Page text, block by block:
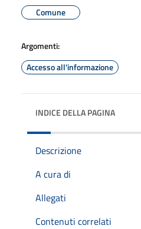
Comune
Argomenti:
Accesso all'informazione
INDICE DELLA PAGINA
Descrizione
A cura di
Allegati
Contenuti correlati